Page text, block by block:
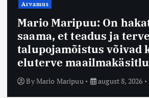
Arvamus
Mario Maripuu: On
saama, et teadus ja terve
talupojamõistus võivad
eluterve
ByMario Maripuu august 8, 2026